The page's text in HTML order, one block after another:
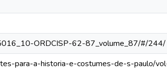
ORDCISP-62-87_volume_87/#/244/
para-a-historia-e-costumes-de-s-paulo/